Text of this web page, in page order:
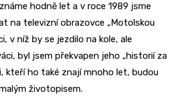
hodně let a v roce 1989 jsme
na televizní obrazovce „Motolskou
v níž by se jezdilo na kole, ale
byl jsem překvapen jeho „historií za
kteří ho také znají mnoho let, budou
životopisem.